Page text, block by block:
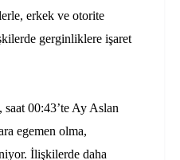
erkek ve otorite
gerginliklere işaret
saat 00:43’te Ay Aslan
egemen olma,
İlişkilerde daha